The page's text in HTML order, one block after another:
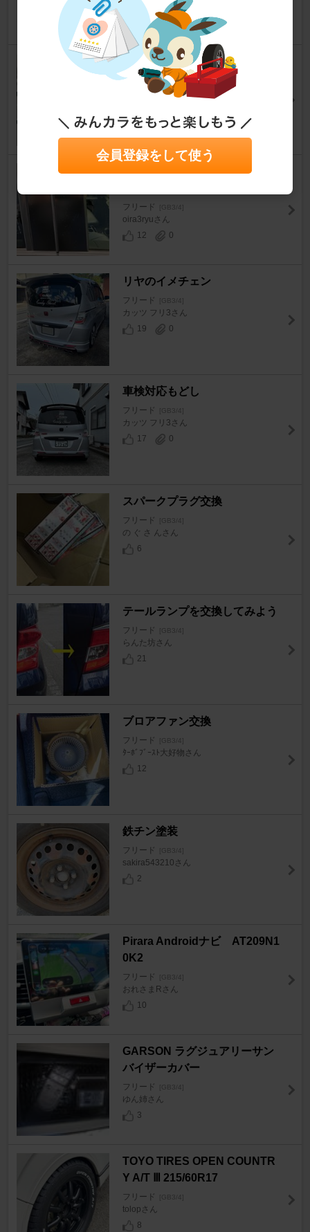
2
ナンバープレートネジ交換
フリード [GB3/4]
y88********さん
Bピラーカーボン調シート貼り
フリード [GB3/4]
oira3ryuさん
12
0
リヤのイメチェン
フリード [GB3/4]
カッツ フリ3さん
19
0
車検対応もどし
フリード [GB3/4]
カッツ フリ3さん
17
0
スパークプラグ交換
フリード [GB3/4]
の ぐ さ んさん
6
テールランプを交換してみよう
フリード [GB3/4]
らんた坊さん
21
ブロアファン交換
フリード [GB3/4]
ﾀｰﾎﾞﾌﾞｰｽﾄ大好物さん
12
鉄チン塗装
フリード [GB3/4]
sakira543210さん
2
Pirara Androidナビ AT209N1
0K2
フリード [GB3/4]
おれさまRさん
10
GARSON ラグジュアリーサン
バイザーカバー
フリード [GB3/4]
ゆん姉さん
3
TOYO TIRES OPEN COUNTR
Y A/T Ⅲ 215/60R17
フリード [GB3/4]
tolopさん
8
会員登録をして使う